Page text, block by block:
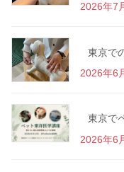
2026年7
東京で
2026年6
東京で
2026年6